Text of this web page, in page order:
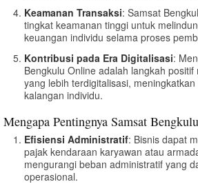
Keamanan Transaksi: Samsat
tingkat keamanan tinggi untuk
keuangan individu selama proses
Kontribusi pada Era Digitalisasi:
Bengkulu Online adalah langkah
yang lebih terdigitalisasi,
kalangan individu.
Mengapa Pentingnya Samsat
Efisiensi Administratif: Bisnis dapat
pajak kendaraan karyawan atau
mengurangi beban administratif yang
operasional.